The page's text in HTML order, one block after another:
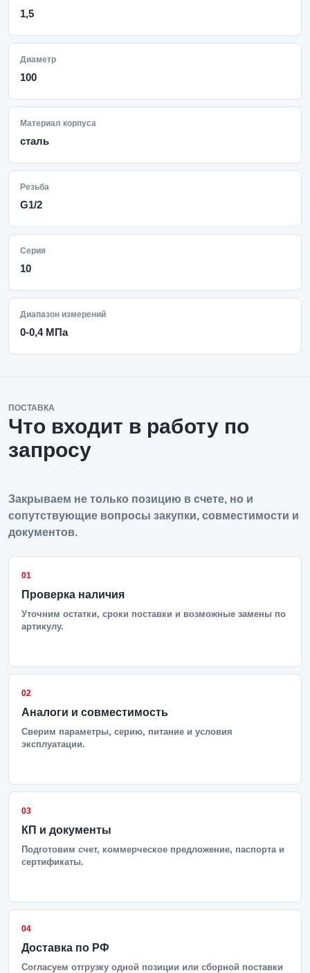
1,5
Диаметр
100
Материал корпуса
сталь
Резьба
G1/2
Серия
10
Диапазон измерений
0-0,4 МПа
ПОСТАВКА
Что входит в работу по
запросу
Закрываем не только позицию в счете, но и
сопутствующие вопросы закупки, совместимости и
документов.
01
Проверка наличия
Уточним остатки, сроки поставки и возможные замены по
артикулу.
02
Аналоги и совместимость
Сверим параметры, серию, питание и условия
эксплуатации.
03
КП и документы
Подготовим счет, коммерческое предложение, паспорта и
сертификаты.
04
Доставка по РФ
Согласуем отгрузку одной позиции или сборной поставки